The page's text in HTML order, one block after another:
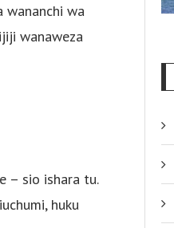
wananchi wa
wanaweza
– sio ishara tu.
huku